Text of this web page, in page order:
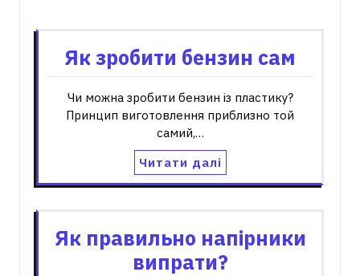
Як зробити бензин сам
Чи можна зробити бензин із пластику?
Принцип виготовлення приблизно той
самий,…
Читати далі
Як правильно напірники
випрати?